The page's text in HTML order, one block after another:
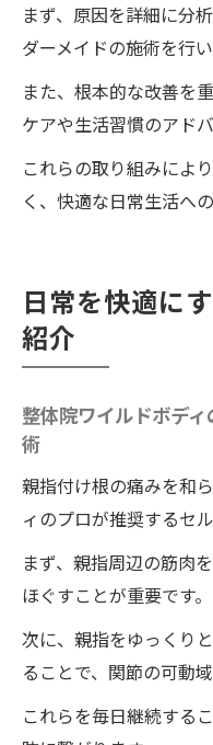
まず、原因を詳細に分
ダーメイドの施術を行い
また、根本的な改善を
ケアや生活習慣のアド
これらの取り組みによ
く、快適な日常生活へ
日常を快適に
紹介
整体院ワイルドボデ
術
親指付け根の痛みを和
ィのプロが推奨するセ
まず、親指周辺の筋肉
ほぐすことが重要です。
次に、親指をゆっくり
ることで、関節の可動
これらを毎日継続する